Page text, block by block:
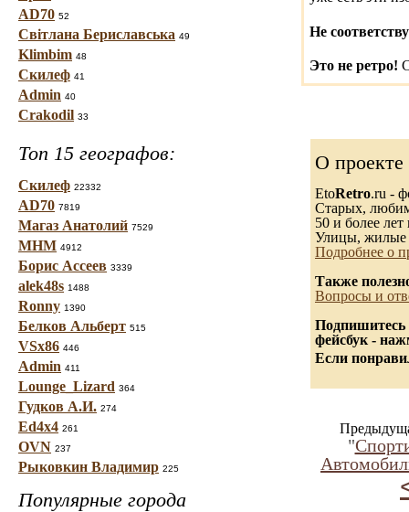
AD70 52
Світлана Бериславська 49
Klimbim 48
Скилеф 41
Admin 40
Crakodil 33
Топ 15 географов:
Скилеф 22332
AD70 7819
Магаз Анатолий 7529
МНМ 4912
Борис Ассеев 3339
alek48s 1488
Ronny 1390
Белков Альберт 515
VSx86 446
Admin 411
Lounge_Lizard 364
Гудков А.И. 274
Ed4x4 261
OVN 237
Рыковкин Владимир 225
Популярные города
Не
Это не ретро!
О проекте
EtoRetro.ru -
Старых,
50 и более лет
Улицы, жилые
Подробнее о
Также
Вопросы и
Подпишитесь
фейсбук -
Если
"